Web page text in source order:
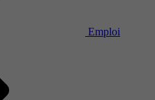
Emploi